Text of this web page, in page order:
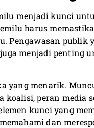
menjadi kunci
harus
Pengawasan publik
menjadi penting
yang menarik.
peran media
kunci yang
dan